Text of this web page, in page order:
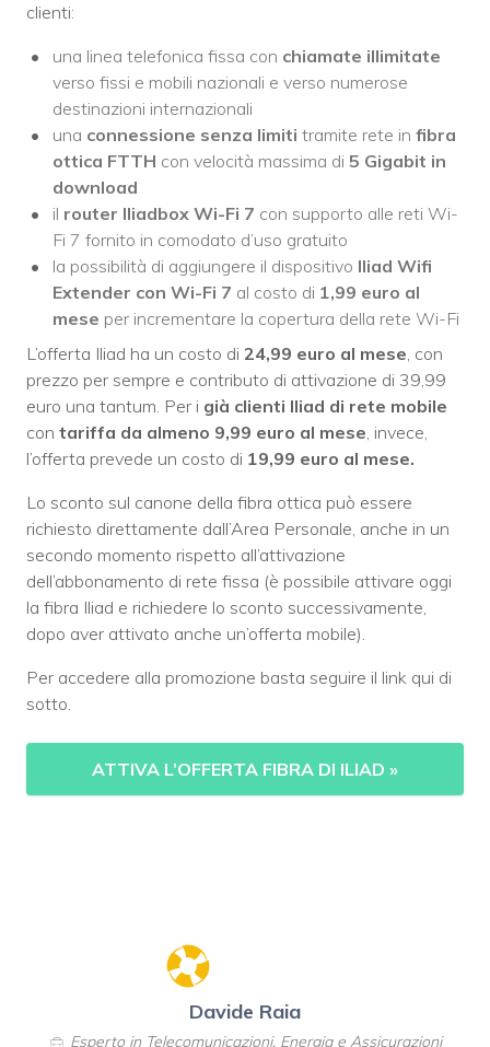
clienti:
una linea telefonica fissa con chiamate illimitate
verso fissi e mobili nazionali e verso numerose
destinazioni internazionali
una connessione senza limiti tramite rete in fibra
ottica FTTH con velocità massima di 5 Gigabit in
download
il router Iliadbox Wi-Fi 7 con supporto alle reti Wi-
Fi 7 fornito in comodato d’uso gratuito
la possibilità di aggiungere il dispositivo Iliad Wifi
Extender con Wi-Fi 7 al costo di 1,99 euro al
mese per incrementare la copertura della rete Wi-Fi
L’offerta Iliad ha un costo di 24,99 euro al mese, con
prezzo per sempre e contributo di attivazione di 39,99
euro una tantum. Per i già clienti Iliad di rete mobile
con tariffa da almeno 9,99 euro al mese, invece,
l’offerta prevede un costo di 19,99 euro al mese.
Lo sconto sul canone della fibra ottica può essere
richiesto direttamente dall’Area Personale, anche in un
secondo momento rispetto all’attivazione
dell’abbonamento di rete fissa (è possibile attivare oggi
la fibra Iliad e richiedere lo sconto successivamente,
dopo aver attivato anche un’offerta mobile).
Per accedere alla promozione basta seguire il link qui di
sotto.
ATTIVA L’OFFERTA FIBRA DI ILIAD »
Davide Raia
Esperto in Telecomunicazioni, Energia e Assicurazioni